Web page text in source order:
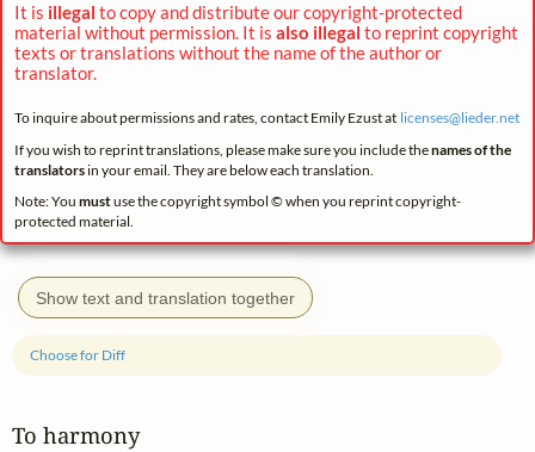
It is illegal to copy and distribute our copyright-protected
material without permission. It is also illegal to reprint copyright
texts or translations without the name of the author or
translator.
To inquire about permissions and rates, contact Emily Ezust at licenses@lieder.net
If you wish to reprint translations, please make sure you include thenames of the
translatorsin your email. They are below each translation.
Note: You mustuse the copyright symbol © when you reprint copyright-
protected material.
Show text and translation together
To harmony
Choose for Diff